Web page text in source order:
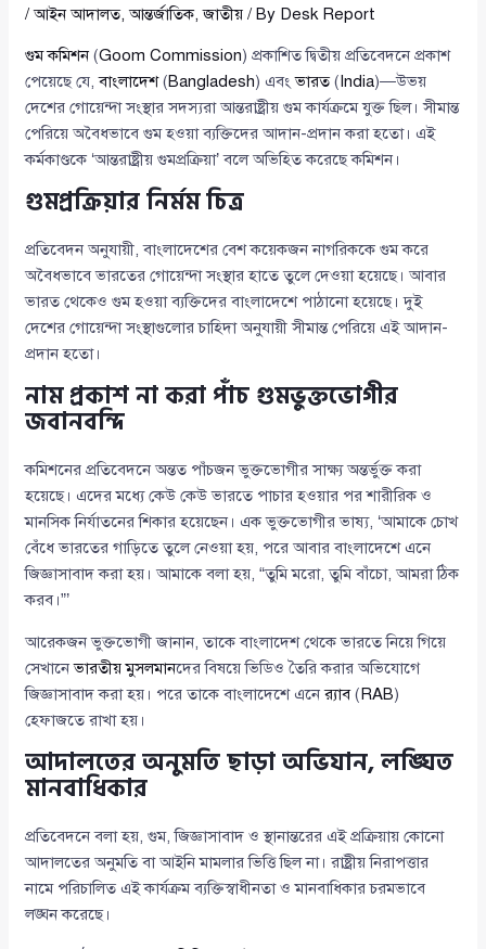
/আইন আদালত,আন্তর্জাতিক,জাতীয় / By Desk Report
গুম কমিশন(Goom Commission) প্রকাশিত দ্বিতীয় প্রতিবেদনে প্রকাশ
পেয়েছে যে,বাংলাদেশ(Bangladesh) এবংভারত( India)—উভয়
দেশের গোয়েন্দা সংস্থার সদস্যরা আন্তরাষ্ট্রীয় গুম কার্যক্রমে যুক্ত ছিল। সীমান্ত
পেরিয়ে অবৈধভাবে গুম হওয়া ব্যক্তিদের আদান-প্রদান করা হতো। এই
কর্মকাণ্ডকে ‘আন্তরাষ্ট্রীয় গুমপ্রক্রিয়া’ বলে অভিহিত করেছে কমিশন।
গুমপ্রক্রিয়ার নির্মম চিত্র
প্রতিবেদন অনুযায়ী, বাংলাদেশের বেশ কয়েকজন নাগরিককে গুম করে
অবৈধভাবে ভারতের গোয়েন্দা সংস্থার হাতে তুলে দেওয়া হয়েছে। আবার
ভারত থেকেও গুম হওয়া ব্যক্তিদের বাংলাদেশে পাঠানো হয়েছে। দুই
দেশের গোয়েন্দা সংস্থাগুলোর চাহিদা অনুযায়ী সীমান্ত পেরিয়ে এই আদান-
প্রদান হতো।
নাম প্রকাশ না করা পাঁচ গুমভুক্তভোগীর
জবানবন্দি
কমিশনের প্রতিবেদনে অন্তত পাঁচজন ভুক্তভোগীর সাক্ষ্য অন্তর্ভুক্ত করা
হয়েছে। এদের মধ্যে কেউ কেউ ভারতে পাচার হওয়ার পর শারীরিক ও
মানসিক নির্যাতনের শিকার হয়েছেন। এক ভুক্তভোগীর ভাষ্য, ‘আমাকে চোখ
বেঁধে ভারতের গাড়িতে তুলে নেওয়া হয়, পরে আবার বাংলাদেশে এনে
জিজ্ঞাসাবাদ করা হয়। আমাকে বলা হয়, “তুমি মরো, তুমি বাঁচো, আমরা ঠিক
করব।”’
আরেকজন ভুক্তভোগী জানান, তাকে বাংলাদেশ থেকে ভারতে নিয়ে গিয়ে
সেখানেভারতীয় মুসলমানদের বিষয়ে ভিডিও তৈরি করার অভিযোগে
জিজ্ঞাসাবাদ করা হয়। পরে তাকে বাংলাদেশে এনের‍্যাব( RAB)
হেফাজতে রাখা হয়।
আদালতের অনুমতি ছাড়া অভিযান, লঙ্ঘিত
মানবাধিকার
প্রতিবেদনে বলা হয়, গুম, জিজ্ঞাসাবাদ ও স্থানান্তরের এই প্রক্রিয়ায় কোনো
আদালতের অনুমতি বা আইনি মামলার ভিত্তি ছিল না। রাষ্ট্রীয় নিরাপত্তার
নামে পরিচালিত এই কার্যক্রম ব্যক্তিস্বাধীনতা ও মানবাধিকার চরমভাবে
লঙ্ঘন করেছে।